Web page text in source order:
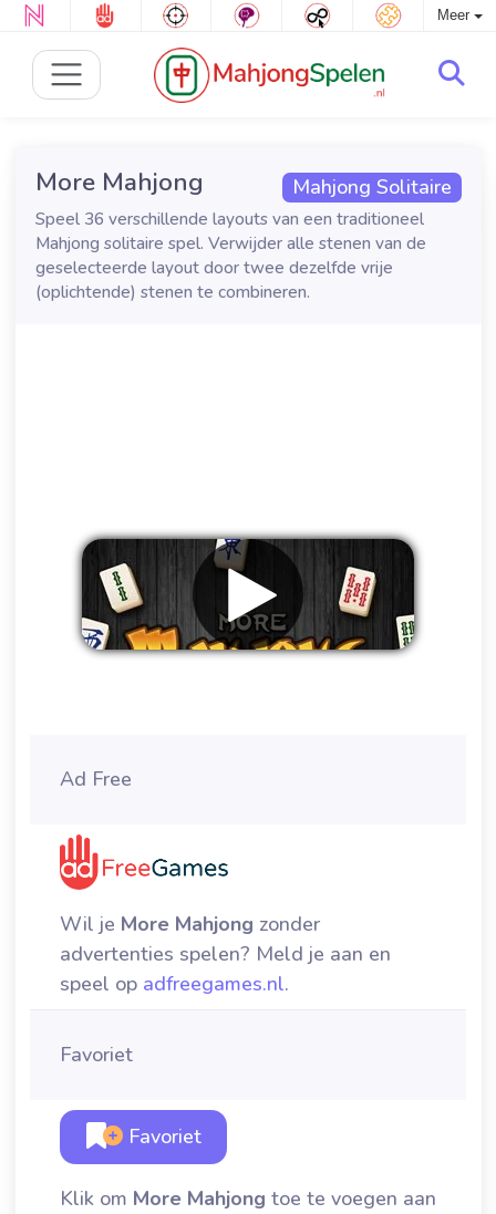
Meer
Mahjong Solitaire
More Mahjong
Speel 36 verschillende layouts van een traditioneel
Mahjong solitaire spel. Verwijder alle stenen van de
geselecteerde layout door twee dezelfde vrije
(oplichtende) stenen te combineren.
Ad Free
Wil je More Mahjong zonder
advertenties spelen? Meld je aan en
speel op adfreegames.nl.
Favoriet
Favoriet
Klik om More Mahjong toe te voegen aan